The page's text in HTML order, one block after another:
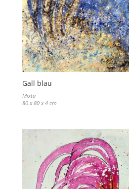
Gall blau
Mixta
80 x 80 x 4 cm